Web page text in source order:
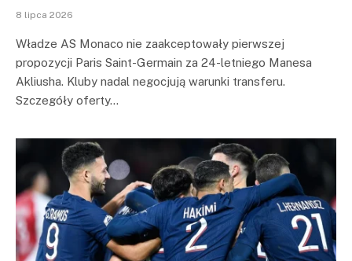
8 lipca 2026
Władze AS Monaco nie zaakceptowały pierwszej
propozycji Paris Saint-Germain za 24-letniego Manesa
Akliusha. Kluby nadal negocjują warunki transferu.
Szczegóły oferty…